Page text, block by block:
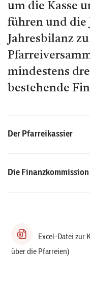
um die Kasse
führen und die
Jahresbilanz
mindestens
bestehende
Der Pfarreikassier
Die Finanzkommission
Excel-Datei zur
über die Pfarreien)